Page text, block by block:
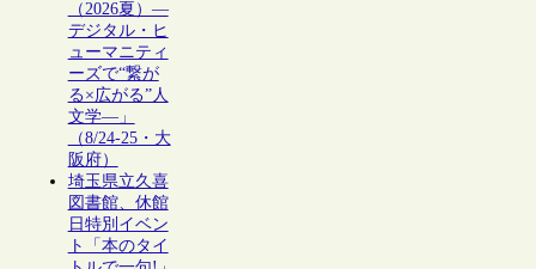
（2026夏）―
デジタル・ヒ
ューマニティ
ーズで“繋が
る×広がる”人
文学―」
（8/24-25・大
阪府）
埼玉県立久喜
図書館、休館
日特別イベン
ト「本のタイ